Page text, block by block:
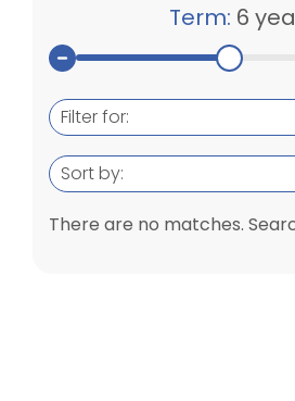
Term: 6
Filter for:
Sort by:
There are no matches.